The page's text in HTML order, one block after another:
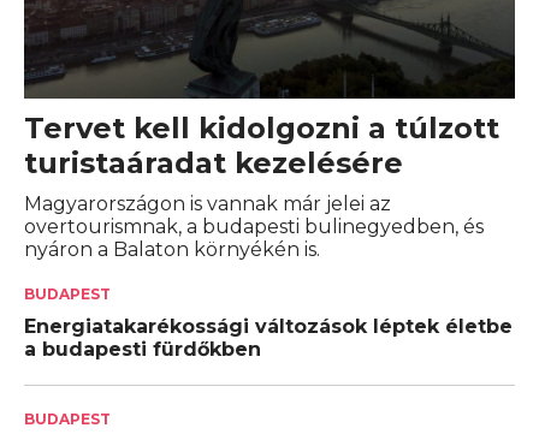
Tervet kell kidolgozni a túlzott
turistaáradat kezelésére
Magyarországon is vannak már jelei az
overtourismnak, a budapesti bulinegyedben, és
nyáron a Balaton környékén is.
BUDAPEST
Energiatakarékossági változások léptek életbe
a budapesti fürdőkben
BUDAPEST